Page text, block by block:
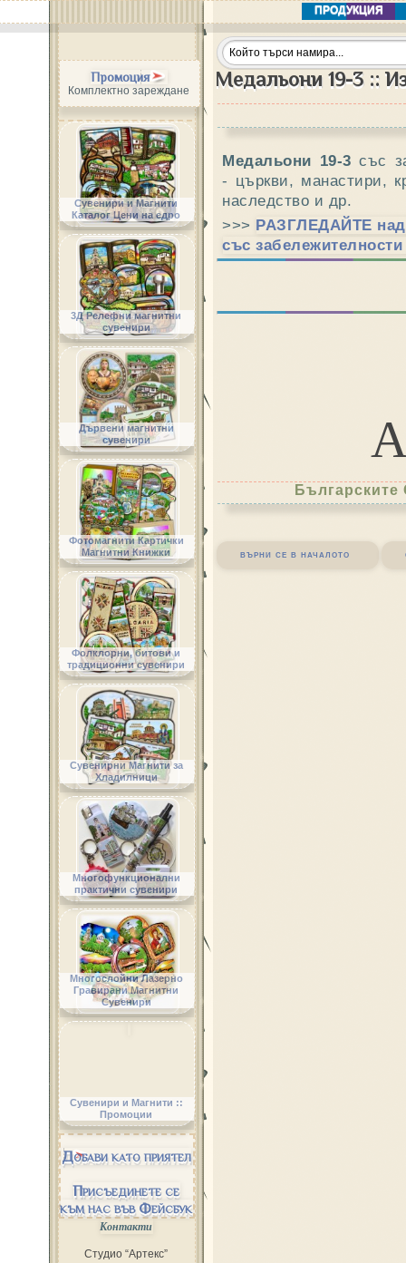
ПРОДУКЦИЯ
Медальони 19-3 ::
Медальони 19-3със
- църкви, манастири,
наследство и др.
>>> РАЗГЛЕДАЙТЕ над
със
върни се в началото
Промоция
Комплектно зареждане
Сувенири и Магнити
Каталог Цени на едро
3Д Релефни магнитни
сувенири
Дървени магнитни
сувенири
Фотомагнити Картички
Магнитни Книжки
Фолклорни, битови и
традиционни сувенири
Сувенирни Магнити за
Хладилници
Многофункционални
практични сувенири
Многослойни Лазерно
Гравирани Магнитни
Сувенири
Сувенири и Магнити ::
Промоции
Добави като приятел
Присъединете се
към нас във Фейсбук
Контакти
Студио “Артекс”